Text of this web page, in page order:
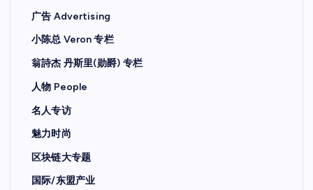
广告 Advertising
小陈总 Veron 专栏
翁詩杰 丹斯里(勋爵) 专栏
人物 People
名人专访
魅力时尚
区块链大专题
国际/东盟产业